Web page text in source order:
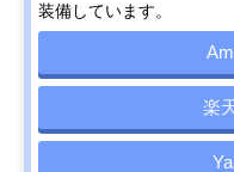
装備しています。
楽